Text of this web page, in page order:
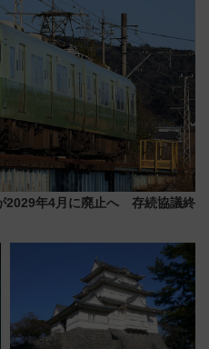
2029年4月に廃止へ 存続協議終